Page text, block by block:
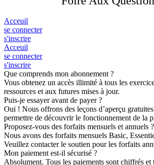
Acceuil
se connecter
s'inscrire
Acceuil
se connecter
s'inscrire
Que comprends mon abonnement ?
Vous obtenez un accès illimité à tous les
ressources et aux futures mises à jour.
Puis-je essayer avant de payer ?
Oui ! Nous offrons des leçons d’aperçu
permettre de découvrir le fonctionnement de la
Proposez-vous des forfaits mensuels et annuels ?
Nous avons des forfaits mensuels Basic,
Veuillez contacter le soutien pour les forfaits
Mon paiement est-il sécurisé ?
Absolument. Tous les paiements sont chiffrés et